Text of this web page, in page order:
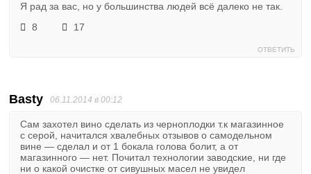
Я рад за вас, но у большинства людей всё далеко не так.
8
17
ОТВЕТИТЬ
Basty 06.11.2014 в 00:12
Сам захотел вино сделать из черноплодки т.к магазинное
с серой, начитался хвалебных отзывов о самодельном
вине — сделал и от 1 бокала голова болит, а от
магазинного — нет. Почитал технологии заводские, ни где
ни о какой очистке от сивушных масел не увидел